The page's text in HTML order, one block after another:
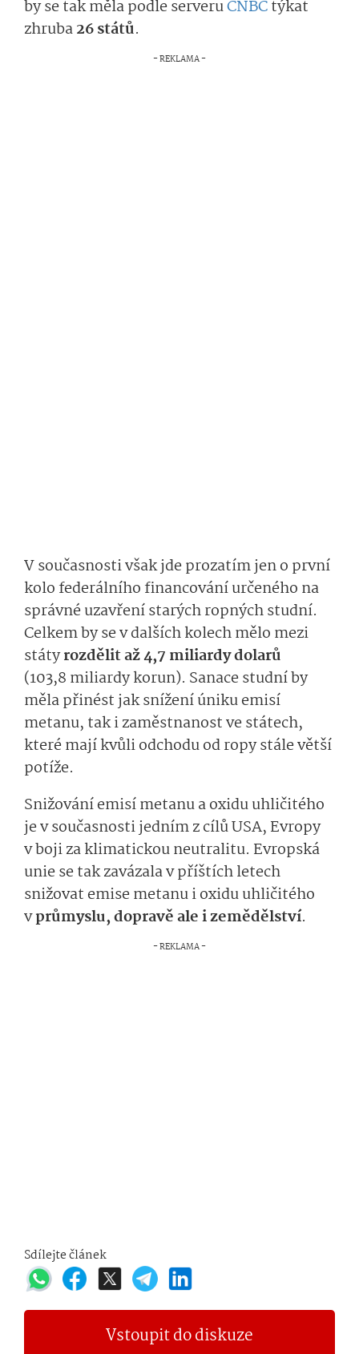
by se tak měla podle serveruCNBCtýkat
zhruba26 států.
V současnosti však jde prozatím jen o první
kolo federálního financování určeného na
správné uzavření starých ropných studní.
Celkem by se v dalších kolech mělo mezi
státyrozdělit až 4,7 miliardy dolarů
(103,8 miliardy korun). Sanace studní by
měla přinést jak snížení úniku emisí
metanu, tak i zaměstnanost ve státech,
které mají kvůli odchodu od ropy stále větší
potíže.
Snižování emisí metanu a oxidu uhličitého
je v současnosti jedním z cílů USA, Evropy
v boji za klimatickou neutralitu. Evropská
unie se tak zavázala v příštích letech
snižovat emise metanu i oxidu uhličitého
vprůmyslu, dopravě ale i zemědělství.
Sdílejte článek
Vstoupit do diskuze